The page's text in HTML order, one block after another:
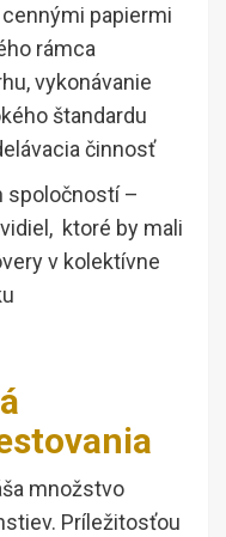
papiermi
rámca
vykonávanie
štandardu
činnosť
spoločností –
ktoré by mali
v kolektívne
množstvo
Príležitosťou